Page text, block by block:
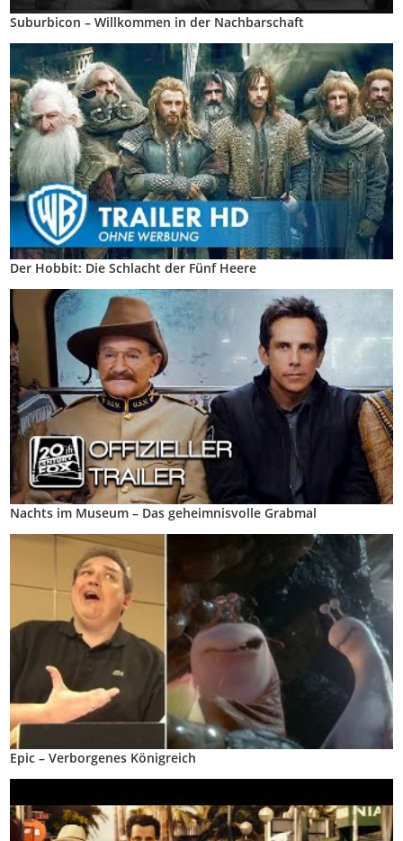
Suburbicon – Willkommen in der Nachbarschaft
Der Hobbit: Die Schlacht der Fünf Heere
Nachts im Museum – Das geheimnisvolle Grabmal
Epic – Verborgenes Königreich